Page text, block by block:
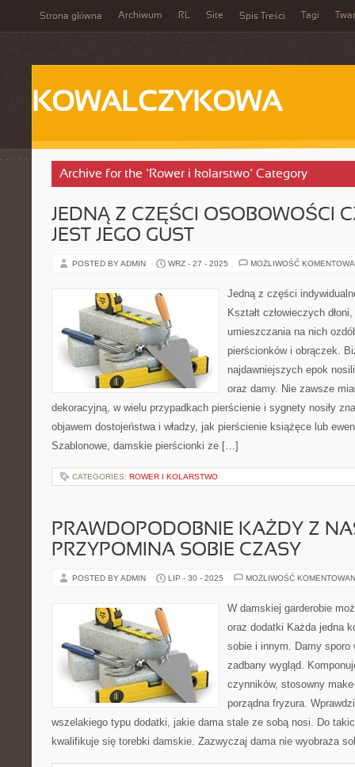
Strona główna Archiwum RL Site Spis Treści Tagi
KOWALCZYKOWA
Archive for the ‘Rower i kolarstwo’ Category
JEDNĄ Z CZĘŚCI OSOBOWOŚCI
JEST JEGO GUST
POSTED BY ADMIN WRZ - 27 - 2025 MOŻLIWOŚĆ
Jedną z części
Kształt człowieczych
umieszczania na nich
pierścionków i obrączek.
najdawniejszych epok
oraz damy. Nie zawsze
dekoracyjną, w wielu przypadkach pierścienie i sygnety nosiły
objawem dostojeństwa i władzy, jak pierścienie książęce lub
Szablonowe, damskie pierścionki ze […]
CATEGORIES: ROWER I KOLARSTWO
PRAWDOPODOBNIE KAŻDY Z
PRZYPOMINA SOBIE CZASY
POSTED BY ADMIN LIP - 30 - 2025 MOŻLIWOŚĆ
W damskiej garderobie
oraz dodatki Każda jedna
sobie i innym. Damy sporo
zadbany wygląd.
czynników, stosowny
porządna fryzura.
wszelakiego typu dodatki, jakie dama stale ze sobą nosi. Do
kwalifikuje się torebki damskie. Zazwyczaj dama nie wyobraża